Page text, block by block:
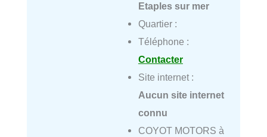
Etaples sur mer
Quartier :
Téléphone :
Contacter
Site internet :
Aucun site internet
connu
COYOT MOTORS à